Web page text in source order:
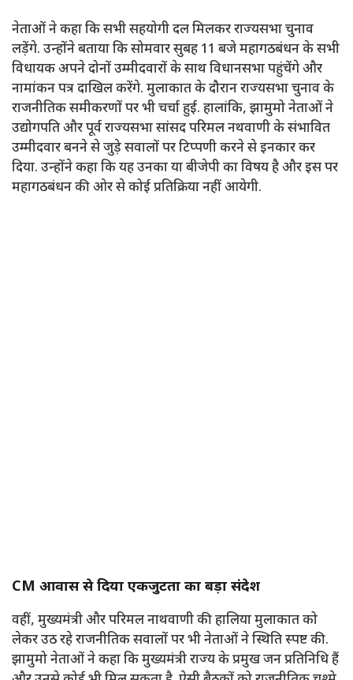
नेताओं ने कहा कि सभी सहयोगी दल मिलकर राज्यसभा चुनाव
लड़ेंगे. उन्होंने बताया कि सोमवार सुबह 11 बजे महागठबंधन के सभी
विधायक अपने दोनों उम्मीदवारों के साथ विधानसभा पहुंचेंगे और
नामांकन पत्र दाखिल करेंगे. मुलाकात के दौरान राज्यसभा चुनाव के
राजनीतिक समीकरणों पर भी चर्चा हुई. हालांकि, झामुमो नेताओं ने
उद्योगपति और पूर्व राज्यसभा सांसद परिमल नथवाणी के संभावित
उम्मीदवार बनने से जुड़े सवालों पर टिप्पणी करने से इनकार कर
दिया. उन्होंने कहा कि यह उनका या बीजेपी का विषय है और इस पर
महागठबंधन की ओर से कोई प्रतिक्रिया नहीं आयेगी.
CM आवास से दिया एकजुटता का बड़ा संदेश
वहीं, मुख्यमंत्री और परिमल नाथवाणी की हालिया मुलाकात को
लेकर उठ रहे राजनीतिक सवालों पर भी नेताओं ने स्थिति स्पष्ट की.
झामुमो नेताओं ने कहा कि मुख्यमंत्री राज्य के प्रमुख जन प्रतिनिधि हैं